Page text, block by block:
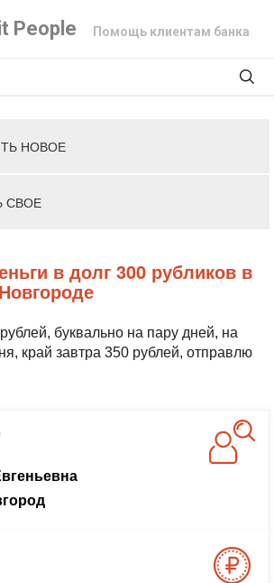
People Помощь клиентам банка
НОВОЕ
СВОЕ
буквально на пару дней, на
край завтра 350 рублей, отправлю